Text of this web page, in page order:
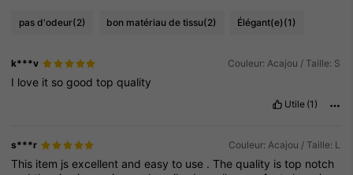
pas d'odeur(2) bon matériau de tissu(2) Élégant(e)(1)
k***v Couleur: Acajou / Taille: S
I love it sogoodtopquality
Utile (1)
s***r Couleur: Acajou / Taille: L
This item jsexcellent andeasyto use .Thequality istop notch